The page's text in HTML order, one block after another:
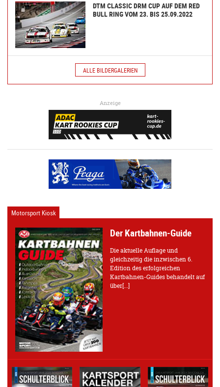
DTM CLASSIC DRM CUP AUF DEM RED
BULL RING VOM 23. BIS 25.09.2022
ALLE BILDERGALERIEN
Anzeige
Motorsport Kiosk
Der Kartbahnen-Guide
Die aktuelle Auflage und
gleichzeitig die inzwischen 6.
Edition des erfolgreichen
Kartbahnen-Guides behandelt auf
über[...]